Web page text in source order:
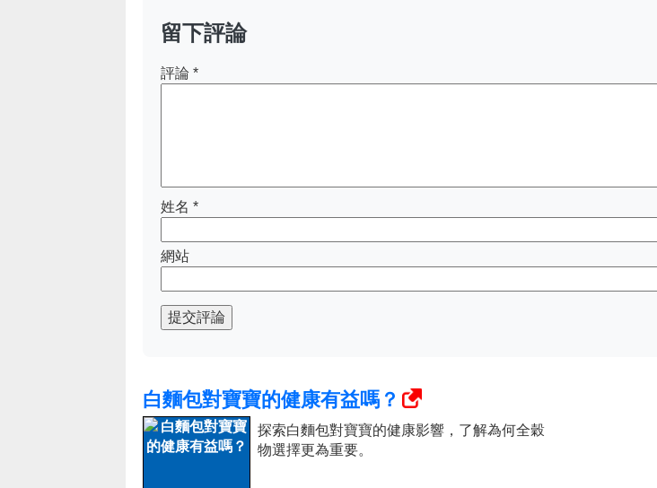
留下評論
評論 *
姓名 *
網站
提交評論
白麵包對寶寶的健康有益嗎？
探索白麵包對寶寶的健康影響，了解為何全穀
物選擇更為重要。